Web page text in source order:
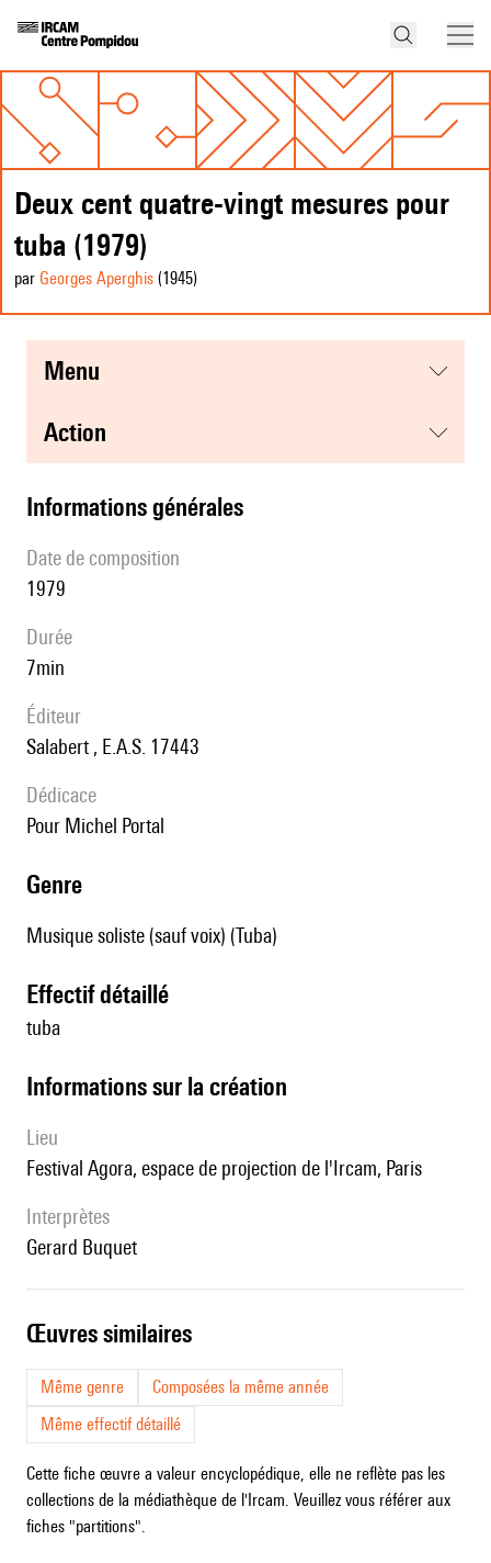
Deux cent quatre-vingt mesures pour
tuba (1979)
par Georges Aperghis (1945)
menu
action
informations générales
date de composition
1979
durée
7min
éditeur
Salabert , E.A.S. 17443
Dédicace
Pour Michel Portal
genre
Musique soliste (sauf voix) (Tuba)
effectif détaillé
tuba
informations sur la création
lieu
festival Agora, espace de projection de l'Ircam, Paris
interprètes
Gerard Buquet
œuvres similaires
Même genre
Composées la même année
Même effectif détaillé
Cette fiche œuvre a valeur encyclopédique, elle ne reflète pas les
collections de la médiathèque de l'Ircam. Veuillez vous référer aux
fiches "partitions".